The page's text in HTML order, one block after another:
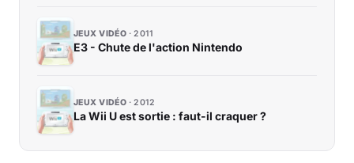
JEUX VIDÉO 2011
E3 - Chute de l'action Nintendo
JEUX VIDÉO 2012
La Wii U est sortie : faut-il craquer ?